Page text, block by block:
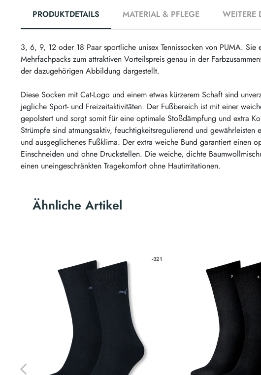
PRODUKTDETAILS MATERIAL & PFLEGE WEITERE
3, 6, 9, 12 oder 18 Paar sportliche unisex Tennissocken von PUMA. Sie
Mehrfachpacks zum attraktiven Vorteilspreis genau in der
der dazugehörigen Abbildung dargestellt.
Diese Socken mit Cat-Logo und einem etwas kürzerem Schaft sind
jegliche Sport- und Freizeitaktivitäten. Der Fußbereich ist mit einer
gepolstert und sorgt somit für eine optimale Stoßdämpfung und extra
Strümpfe sind atmungsaktiv, feuchtigkeitsregulierend und gewährleisten
und ausgeglichenes Fußklima. Der extra weiche Bund garantiert einen
Einschneiden und ohne Druckstellen. Die weiche, dichte
einen uneingeschränkten Tragekomfort ohne Hautirritationen.
Ähnliche Artikel